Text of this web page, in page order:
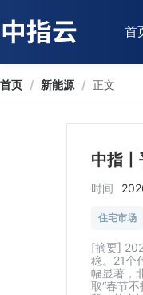
首
首页 / 新能源 / 正文
中指
时间
住宅市场
[摘要]
稳。21个
幅显著，
取“春节